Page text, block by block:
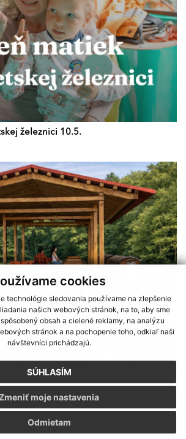
cookies
technológie sledovania používame na zlepšenie
našich webových stránok, na to, aby sme
obsah a cielené reklamy, na analýzu
stránok a na pochopenie toho, odkiaľ naši
návštevníci prichádzajú.
SÚHLASÍM
Odmietam
moje nastavenia
programu Košického samosprávneho kraja Terra
Incognita
železnici 10.5.
OŽIJE NA ALPINKE UŽ V LETE!